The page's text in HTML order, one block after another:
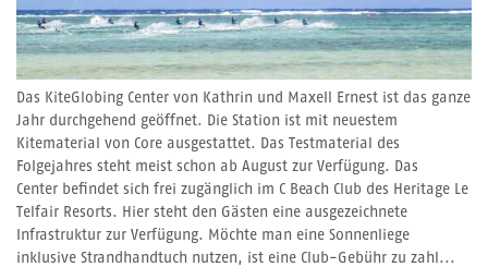
Das KiteGlobing Center von Kathrin und Maxell Ernest ist das ganze
Jahr durchgehend geöffnet. Die Station ist mit neuestem
Kitematerial von Core ausgestattet. Das Testmaterial des
Folgejahres steht meist schon ab August zur Verfügung. Das
Center befindet sich frei zugänglich im C Beach Club des Heritage Le
Telfair Resorts. Hier steht den Gästen eine ausgezeichnete
Infrastruktur zur Verfügung. Möchte man eine Sonnenliege
inklusive Strandhandtuch nutzen, ist eine Club-Gebühr zu zahl...